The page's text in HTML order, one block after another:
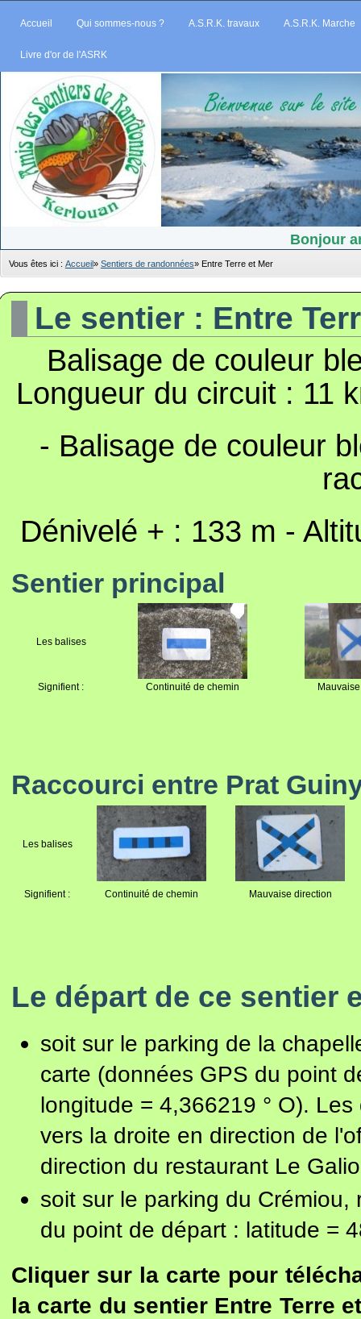
Accueil Qui sommes-nous ? A.S.R.K. travaux A.S.R.K. Marche
Livre d'or de l'ASRK
Bonjour
Vous êtes ici : Accueil» Sentiers de randonnées» Entre Terre et Mer
Le sentier : Entre
Balisage de couleur
Longueur du circuit : 11
- Balisage de couleur
Dénivelé + : 133 m -
Sentier principal
Les balises
Signifient : Continuité de chemin
Raccourci entre Prat
Les balises
Signifient : Continuité de chemin Mauvaise direction
Le départ de ce sentier
soit sur le parking de la
carte (données GPS du point
longitude = 4,366219 ° O).
vers la droite en direction de
direction du restaurant Le
soit sur le parking du
du point de départ : latitude =
Cliquer sur la carte pour
la carte du sentier Entre Terre